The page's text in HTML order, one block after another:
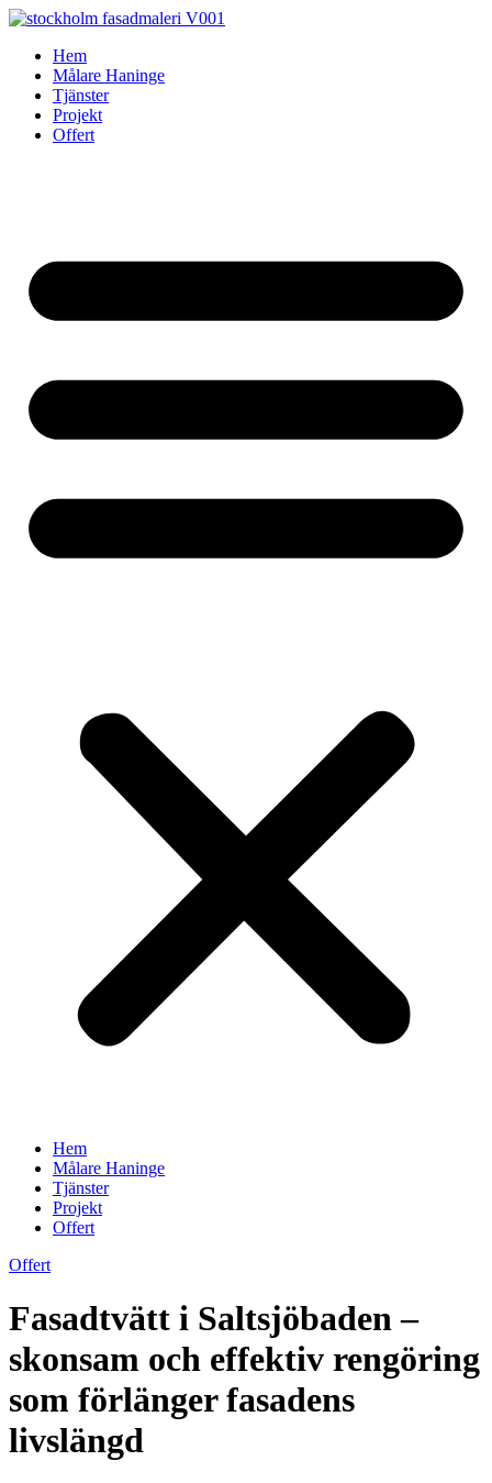
Skip
contentHem
Målare Haninge
Tjänster
Projekt
Offert
Hem
Målare Haninge
Tjänster
Projekt
Offert
Offert
Fasadtvätt i Saltsjöbaden –
skonsam och effektiv rengöring
som förlänger fasadens
livslängd